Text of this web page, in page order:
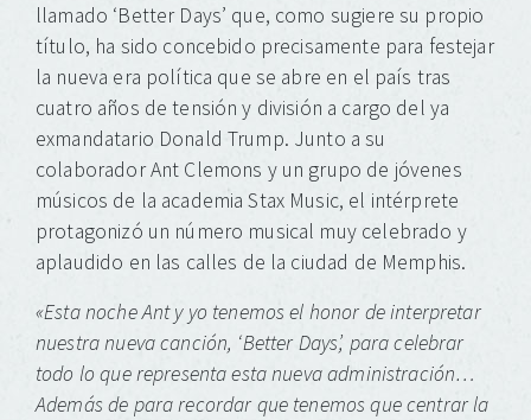
llamado ‘Better Days’ que, como sugiere su propio
título, ha sido concebido precisamente para festejar
la nueva era política que se abre en el país tras
cuatro años de tensión y división a cargo del ya
exmandatario Donald Trump. Junto a su
colaborador Ant Clemons y un grupo de jóvenes
músicos de la academia Stax Music, el intérprete
protagonizó un número musical muy celebrado y
aplaudido en las calles de la ciudad de Memphis.
«Esta noche Ant y yo tenemos el honor de interpretar
nuestra nueva canción, ‘Better Days’, para celebrar
todo lo que representa esta nueva administración…
Además de para recordar que tenemos que centrar la